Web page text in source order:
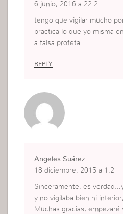
6 junio, 2016 a 22:2
tengo que vigilar mucho
practica lo que yo misma
a falsa profeta.
REPLY
Angeles Suárez.
18 diciembre, 2015 a 1:2
Sinceramente, es
y no vigilaba bien ni
Muchas gracias, empezaré